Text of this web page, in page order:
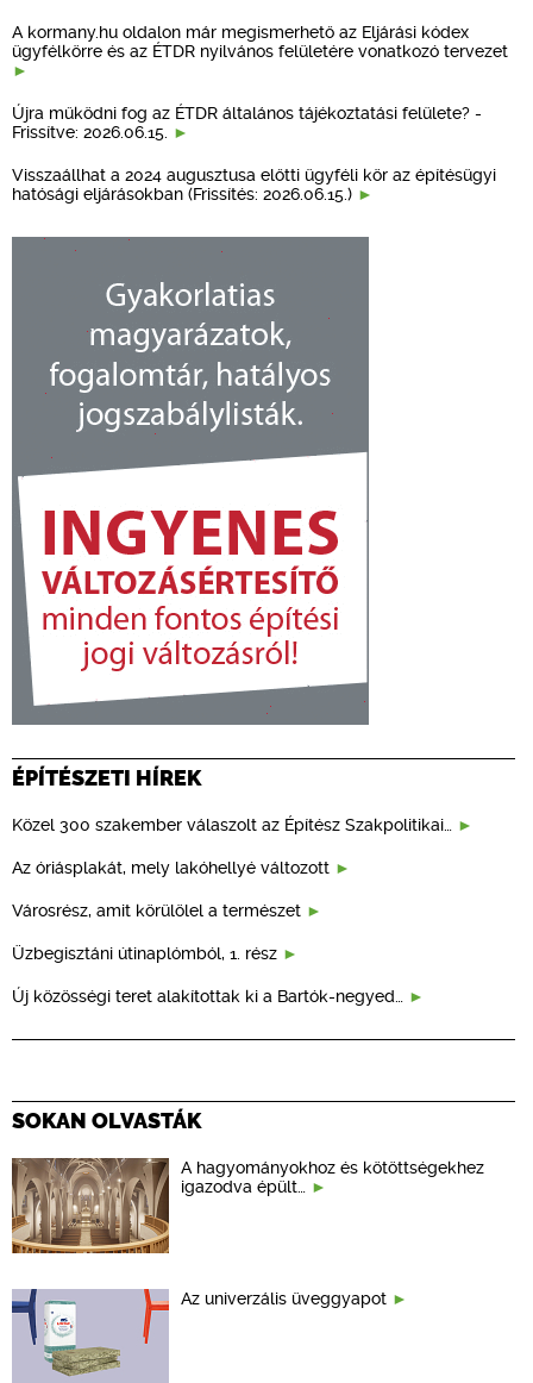
A kormany.hu oldalon már megismerhető az Eljárási kódex
ügyfélkörre és az ÉTDR nyilvános felületére vonatkozó tervezet
Újra működni fog az ÉTDR általános tájékoztatási felülete? -
Frissítve: 2026.06.15.
Visszaállhat a 2024 augusztusa előtti ügyféli kör az építésügyi
hatósági eljárásokban (Frissítés: 2026.06.15.)
ÉPÍTÉSZETI HÍREK
Közel 300 szakember válaszolt az Építész Szakpolitikai…
Az óriásplakát, mely lakóhellyé változott
Városrész, amit körülölel a természet
Üzbegisztáni útinaplómból, 1. rész
Új közösségi teret alakítottak ki a Bartók-negyed…
SOKAN OLVASTÁK
A hagyományokhoz és kötöttségekhez
igazodva épült…
Az univerzális üveggyapot